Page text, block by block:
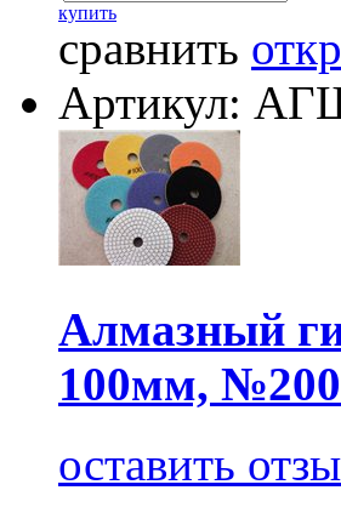
купить
сравнить
Артикул:
Алмазный
100мм,
оставить